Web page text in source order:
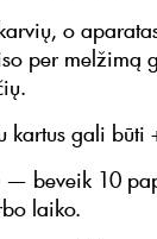
o
per melžimą
kartus gali būti
— beveik 10
laiko.